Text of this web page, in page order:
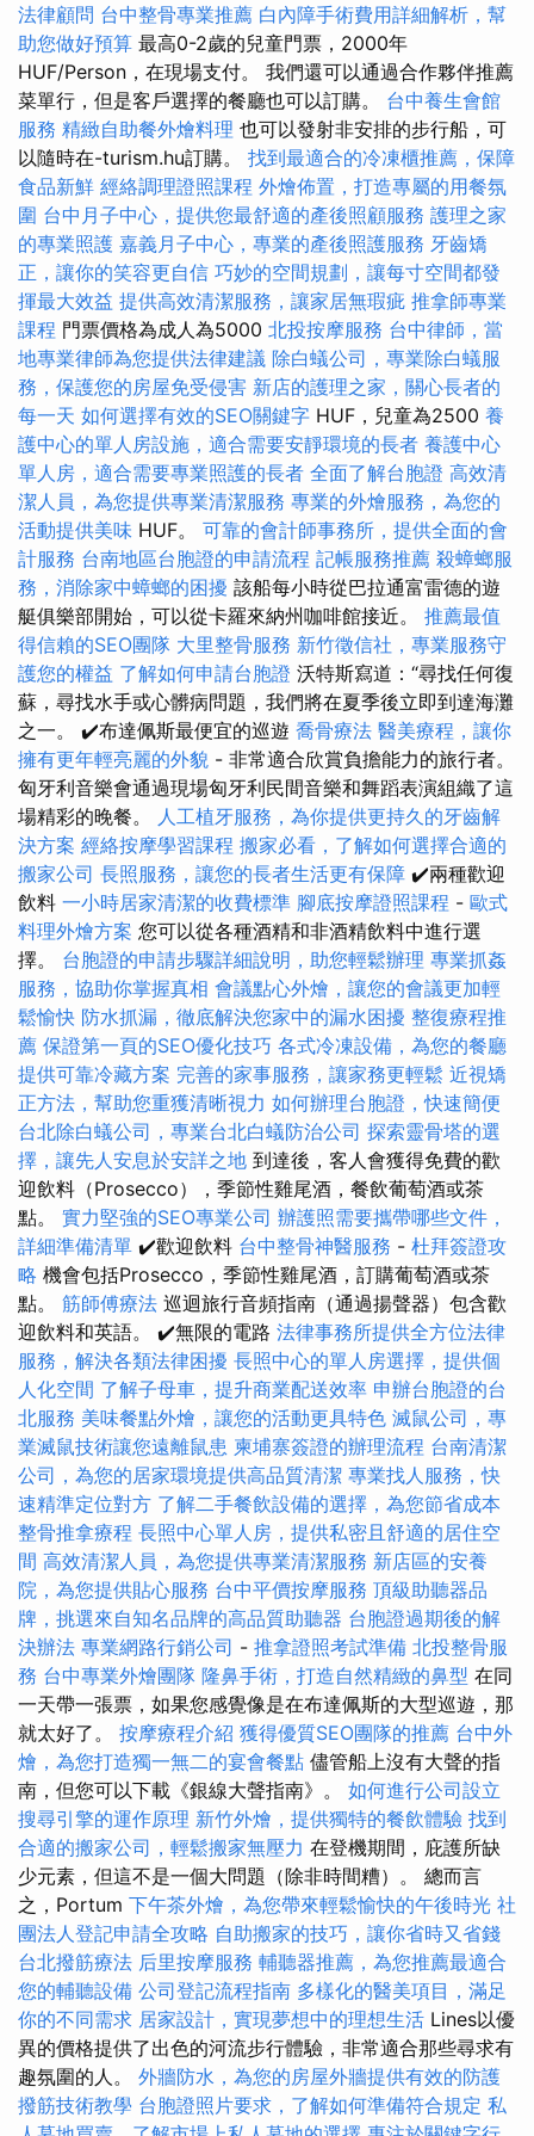
法律顧問 台中整骨專業推薦 白內障手術費用詳細解析，幫
助您做好預算 最高0-2歲的兒童門票，2000年
HUF/Person，在現場支付。 我們還可以通過合作夥伴推薦
菜單行，但是客戶選擇的餐廳也可以訂購。 台中養生會館
服務 精緻自助餐外燴料理 也可以發射非安排的步行船，可
以隨時在-turism.hu訂購。 找到最適合的冷凍櫃推薦，保障
食品新鮮 經絡調理證照課程 外燴佈置，打造專屬的用餐氛
圍 台中月子中心，提供您最舒適的產後照顧服務 護理之家
的專業照護 嘉義月子中心，專業的產後照護服務 牙齒矯
正，讓你的笑容更自信 巧妙的空間規劃，讓每寸空間都發
揮最大效益 提供高效清潔服務，讓家居無瑕疵 推拿師專業
課程 門票價格為成人為5000 北投按摩服務 台中律師，當
地專業律師為您提供法律建議 除白蟻公司，專業除白蟻服
務，保護您的房屋免受侵害 新店的護理之家，關心長者的
每一天 如何選擇有效的SEO關鍵字 HUF，兒童為2500 養
護中心的單人房設施，適合需要安靜環境的長者 養護中心
單人房，適合需要專業照護的長者 全面了解台胞證 高效清
潔人員，為您提供專業清潔服務 專業的外燴服務，為您的
活動提供美味 HUF。 可靠的會計師事務所，提供全面的會
計服務 台南地區台胞證的申請流程 記帳服務推薦 殺蟑螂服
務，消除家中蟑螂的困擾 該船每小時從巴拉通富雷德的遊
艇俱樂部開始，可以從卡羅來納州咖啡館接近。 推薦最值
得信賴的SEO團隊 大里整骨服務 新竹徵信社，專業服務守
護您的權益 了解如何申請台胞證 沃特斯寫道：“尋找任何復
蘇，尋找水手或心髒病問題，我們將在夏季後立即到達海灘
之一。 ✔️布達佩斯最便宜的巡遊 喬骨療法 醫美療程，讓你
擁有更年輕亮麗的外貌 - 非常適合欣賞負擔能力的旅行者。
匈牙利音樂會通過現場匈牙利民間音樂和舞蹈表演組織了這
場精彩的晚餐。
人工植牙服務，為你提供更持久的牙齒解
決方案 經絡按摩學習課程 搬家必看，了解如何選擇合適的
搬家公司 長照服務，讓您的長者生活更有保障 ✔️兩種歡迎
飲料 一小時居家清潔的收費標準 腳底按摩證照課程 - 歐式
料理外燴方案 您可以從各種酒精和非酒精飲料中進行選
擇。 台胞證的申請步驟詳細說明，助您輕鬆辦理 專業抓姦
服務，協助你掌握真相 會議點心外燴，讓您的會議更加輕
鬆愉快 防水抓漏，徹底解決您家中的漏水困擾 整復療程推
薦 保證第一頁的SEO優化技巧 各式冷凍設備，為您的餐廳
提供可靠冷藏方案 完善的家事服務，讓家務更輕鬆 近視矯
正方法，幫助您重獲清晰視力 如何辦理台胞證，快速簡便
台北除白蟻公司，專業台北白蟻防治公司 探索靈骨塔的選
擇，讓先人安息於安詳之地 到達後，客人會獲得免費的歡
迎飲料（Prosecco），季節性雞尾酒，餐飲葡萄酒或茶
點。 實力堅強的SEO專業公司 辦護照需要攜帶哪些文件，
詳細準備清單 ✔️歡迎飲料 台中整骨神醫服務 - 杜拜簽證攻
略 機會包括Prosecco，季節性雞尾酒，訂購葡萄酒或茶
點。 筋師傅療法 巡迴旅行音頻指南（通過揚聲器）包含歡
迎飲料和英語。 ✔️無限的電路 法律事務所提供全方位法律
服務，解決各類法律困擾 長照中心的單人房選擇，提供個
人化空間 了解子母車，提升商業配送效率 申辦台胞證的台
北服務 美味餐點外燴，讓您的活動更具特色 滅鼠公司，專
業滅鼠技術讓您遠離鼠患 柬埔寨簽證的辦理流程 台南清潔
公司，為您的居家環境提供高品質清潔 專業找人服務，快
速精準定位對方 了解二手餐飲設備的選擇，為您節省成本
整骨推拿療程 長照中心單人房，提供私密且舒適的居住空
間 高效清潔人員，為您提供專業清潔服務 新店區的安養
院，為您提供貼心服務 台中平價按摩服務 頂級助聽器品
牌，挑選來自知名品牌的高品質助聽器 台胞證過期後的解
決辦法 專業網路行銷公司 - 推拿證照考試準備 北投整骨服
務 台中專業外燴團隊 隆鼻手術，打造自然精緻的鼻型 在同
一天帶一張票，如果您感覺像是在布達佩斯的大型巡遊，那
就太好了。 按摩療程介紹 獲得優質SEO團隊的推薦 台中外
燴，為您打造獨一無二的宴會餐點 儘管船上沒有大聲的​​指
南，但您可以下載《銀線大聲指南》。 如何進行公司設立
搜尋引擎的運作原理 新竹外燴，提供獨特的餐飲體驗 找到
合適的搬家公司，輕鬆搬家無壓力 在登機期間，庇護所缺
少元素，但這不是一個大問題（除非時間糟）。 總而言
之，Portum 下午茶外燴，為您帶來輕鬆愉快的午後時光 社
團法人登記申請全攻略 自助搬家的技巧，讓你省時又省錢
台北撥筋療法 后里按摩服務 輔聽器推薦，為您推薦最適合
您的輔聽設備 公司登記流程指南 多樣化的醫美項目，滿足
你的不同需求 居家設計，實現夢想中的理想生活 Lines以優
異的價格提供了出色的河流步行體驗，非常適合那些尋求有
趣氛圍的人。 外牆防水，為您的房屋外牆提供有效的防護
撥筋技術教學 台胞證照片要求，了解如何準備符合規定 私